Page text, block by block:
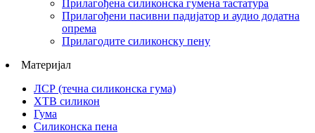
Прилагођена силиконска гумена тастатура
Прилагођени пасивни падијатор и аудио додатна
опрема
Прилагодите силиконску пену
Материјал
ЛСР (течна силиконска гума)
ХТВ силикон
Гума
Силиконска пена